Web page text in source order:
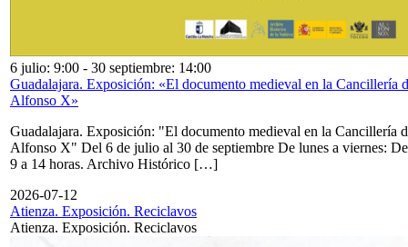
6 julio: 9:00 - 30 septiembre: 14:00
Guadalajara. Exposición: «El documento medieval en la Cancillería
Alfonso X»
Guadalajara. Exposición: "El documento medieval en la Cancillería
Alfonso X" Del 6 de julio al 30 de septiembre De lunes a viernes: De
9 a 14 horas. Archivo Histórico […]
2026-07-12
Atienza. Exposición. Reciclavos
Atienza. Exposición. Reciclavos